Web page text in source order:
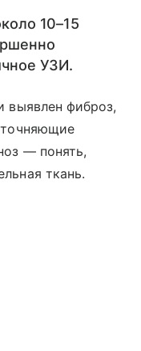
10–15
УЗИ.
выявлен фиброз,
— понять,
ткань.